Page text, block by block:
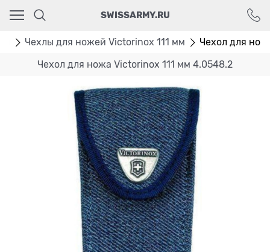
SWISSARMY.RU
Чехлы для ножей Victorinox 111 мм Чехол для
Чехол для ножа Victorinox 111 мм 4.0548.2
Ваш город - Москва,
угадали?
ДА НЕТ